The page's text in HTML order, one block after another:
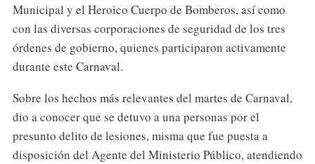
Municipal y el Heroico Cuerpo de Bomberos, así como
con las diversas corporaciones de seguridad de los tres
órdenes de gobierno, quienes participaron activamente
durante este Carnaval.
Sobre los hechos más relevantes del martes de Carnaval,
dio a conocer que se detuvo a una personas por el
presunto delito de lesiones, misma que fue puesta a
disposición del Agente del Ministerio Público, atendiendo